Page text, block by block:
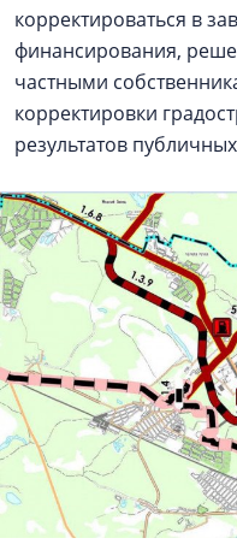
корректироваться в
финансирования,
частными
корректировки
результатов